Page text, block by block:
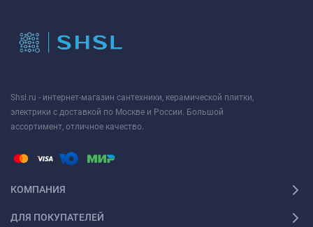
Shsl.ru - интернет-магазин сантехники, керамической плитки,
электрики с доставкой по Москве и России. Большой
ассортимент, отличное качество.
КОМПАНИЯ
ДЛЯ ПОКУПАТЕЛЕЙ